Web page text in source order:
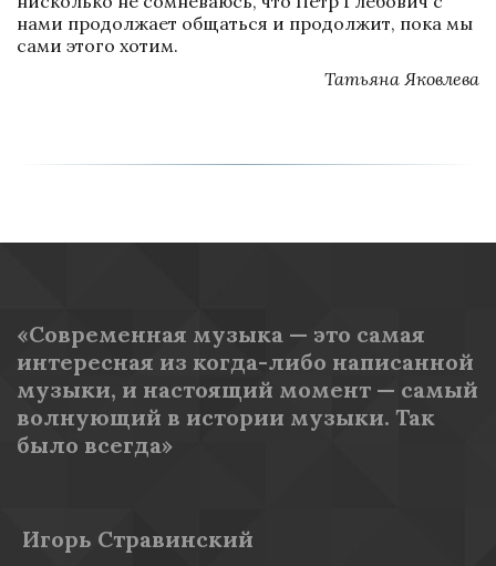
нами продолжает общаться и продолжит, пока мы
сами этого хотим.
Татьяна Яковлева
«Современная музыка — это самая
интересная из когда-либо написанной
музыки, и настоящий момент — самый
волнующий в истории музыки. Так
было всегда»
Игорь Стравинский